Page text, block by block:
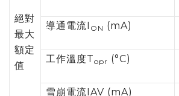
絕對
最大
額定
值
導通電流I ON (mA)
工作溫度Topr (°C)
雪崩電流IAV (mA)